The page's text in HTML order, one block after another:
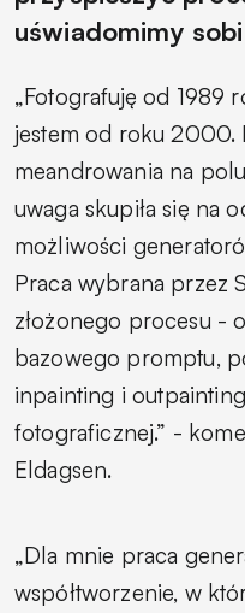
uświadomimy
„Fotografuję od 1989
jestem od roku 2000.
meandrowania na
uwaga skupiła się na
możliwości
Praca wybrana przez
złożonego procesu -
bazowego promptu,
inpainting i
fotograficznej.” -
Eldagsen.
„Dla mnie praca
współtworzenie, w